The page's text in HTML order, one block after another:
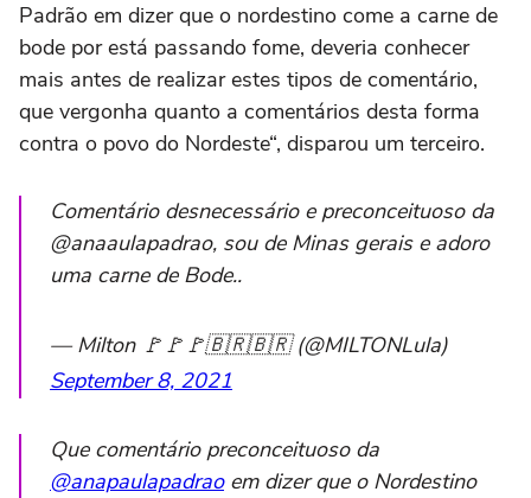
Padrão em dizer que o nordestino come a carne de
bode por está passando fome, deveria conhecer
mais antes de realizar estes tipos de comentário,
que vergonha quanto a comentários desta forma
contra o povo do Nordeste“, disparou um terceiro.
Comentário desnecessário e preconceituoso da
@anaaulapadrao, sou de Minas gerais e adoro
uma carne de Bode..
— Milton 🚩🚩🚩🇧🇷🇧🇷 (@MILTONLula)
September 8, 2021
Que comentário preconceituoso da
@anapaulapadraoem dizer que o Nordestino